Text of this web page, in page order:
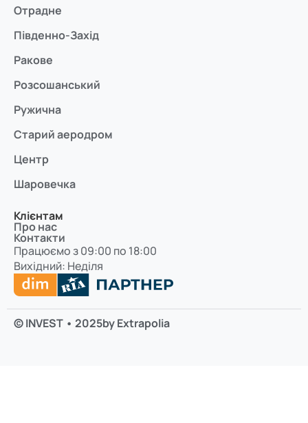
Отрадне
Південно-Захід
Ракове
Розсошанський
Ружична
Старий аеродром
Центр
Шаровечка
Клієнтам
Про нас
Контакти
Працюємо з 09:00 по 18:00
Вихідний: Неділя
© INVEST • 2025by Extrapolia